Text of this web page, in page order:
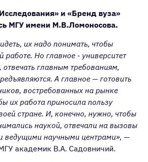
и «Бренд вуза»
МГУ имени М.В.Ломоносова.
их надо понимать, чтобы
работе. Но главное - университет
отвечать главным требованиям,
А главное — готовить
востребованных на рынке
их работа приносила пользу
стране. И, конечно, нужно, чтобы
наукой, отвечали на вызовы
ведущими научными центрами», —
академик В.А. Садовничий.